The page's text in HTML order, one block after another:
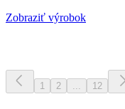
Zobraziť výrobok
1 2 12